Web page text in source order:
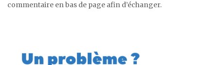
commentaire en bas de page afin d’échanger.